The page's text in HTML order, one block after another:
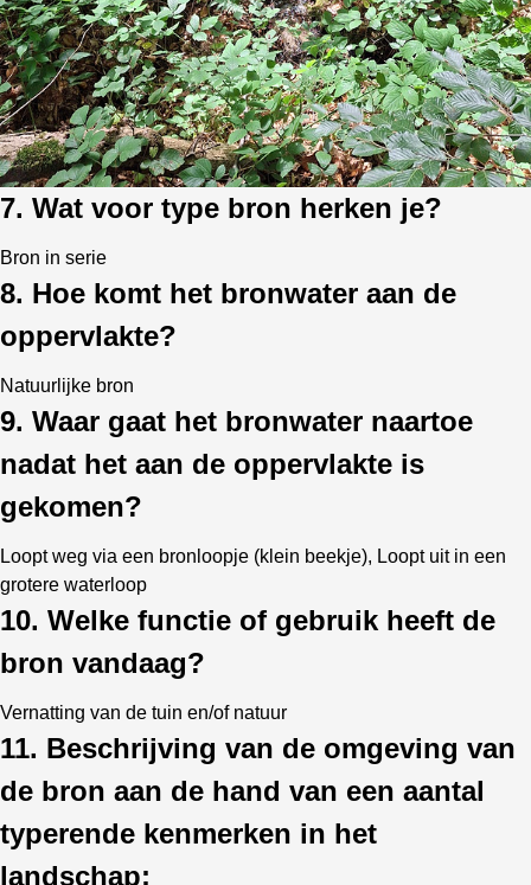
7. Wat voor type bron herken je?
Bron in serie
8. Hoe komt het bronwater aan de
oppervlakte?
Natuurlijke bron
9. Waar gaat het bronwater naartoe
nadat het aan de oppervlakte is
gekomen?
Loopt weg via een bronloopje (klein beekje), Loopt uit in een
grotere waterloop
10. Welke functie of gebruik heeft de
bron vandaag?
Vernatting van de tuin en/of natuur
11. Beschrijving van de omgeving van
de bron aan de hand van een aantal
typerende kenmerken in het
landschap: